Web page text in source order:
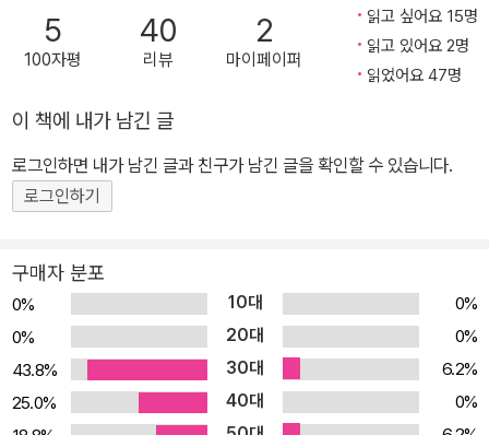
의에 연루된다. 처음에는 의혹에 불과했다. 그러나 사람들은 점점 더
노골적으로 적대감을 표출했고, 아시아계를 겨냥한 감시는 더욱 치밀
해졌다. 가족의 삶은 순식간에 무너졌고, 마거릿은 아들 ‘버드’가 아홉
한 통을 받는다. 발신인 주소도 없이, 오직 그림으로만 채워진 종이 한
장. 버드는 어릴 적 어머니가 들려준 이야기를 떠올린다. 왜 떠났는지,
어디로 갔는지 묻지 못한 채 애초에 없던 사람인 것처럼 봉인되어온
고 진한 사랑의 파동 《우리의 잃어버린 심장》은 가상의 사회를 배경
으로 하지만 오늘의 현실과 밀접하게 맞닿아 있다. 미국의 것을 보존
하고 공공안정을 꾀한다는 PACT는 ‘미국 우선주의’를 떠올리게 하
고, 인종적 편견에 기반한 ‘인종 프로파일링’은 트럼프 1기 행정부에
서 시행된 ‘차이나 이니셔티브’(수천 명의 중국인 학자를 대상으로 한
5
100자평
40
리뷰
2
마이페이퍼
읽고 싶어요 15명
읽고 있어요 2명
읽었어요 47명
이 책에 내가 남긴 글
로그인하면 내가 남긴 글과 친구가 남긴 글을 확인할 수 있습니다.
로그인하기
구매자 분포
0% 10대
0%
0%
20대
0%
43.8%
30대
6.2%
25.0%
40대
0%